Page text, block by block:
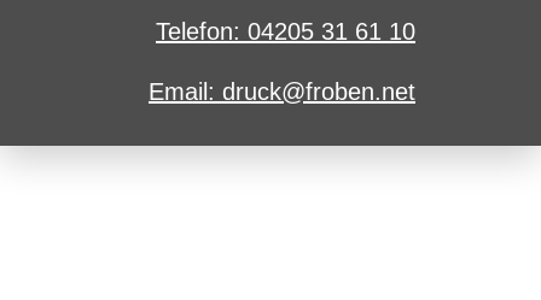
Telefon: 04205 31 61 10
Email: druck@froben.net